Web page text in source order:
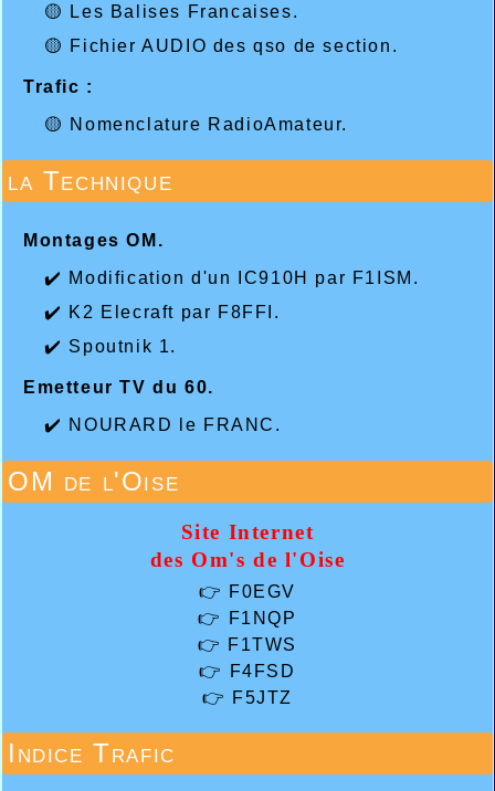
🟡 Les Balises Francaises.
🟡 Fichier AUDIO des qso de section.
Trafic :
🟡 Nomenclature RadioAmateur.
la Technique
Montages OM.
✔️ Modification d'un IC910H par F1ISM.
✔️ K2 Elecraft par F8FFI.
✔️ Spoutnik 1.
Emetteur TV du 60.
✔️ NOURARD le FRANC.
OM de l'Oise
Site Internet
des Om's de l'Oise
👉 F0EGV
👉
F1NQP
👉 F1TWS
👉
F4FSD
👉 F5JTZ
Indice Trafic